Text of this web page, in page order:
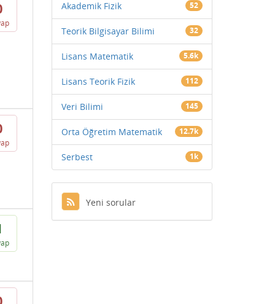
Akademik Fizik 52
Teorik Bilgisayar Bilimi 32
Lisans Matematik 5.6k
Lisans Teorik Fizik 112
Veri Bilimi 145
Orta Öğretim Matematik 12.7k
Serbest 1k
Yeni sorular